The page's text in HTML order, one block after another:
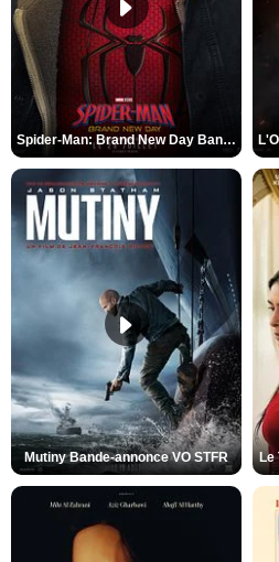
Spider-Man: Brand New Day Bande-annonce VO STFR
Mutiny Bande-annonce VO STFR Le